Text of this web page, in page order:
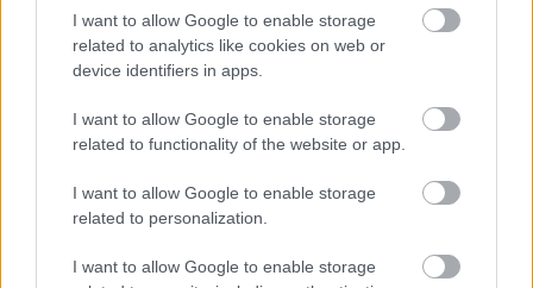
I want to allow Google to enable storage
related to analytics like cookies on web or
device identifiers in apps.
I want to allow Google to enable storage
related to functionality of the website or app.
I want to allow Google to enable storage
related to personalization.
I want to allow Google to enable storage
AZ EMBERSÉG ÜNNEPE
A bejegyzés trackback címe:
Kommentek: